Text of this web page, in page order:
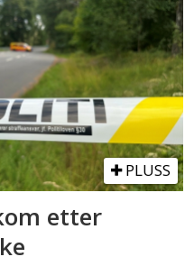
PLUSS
etter